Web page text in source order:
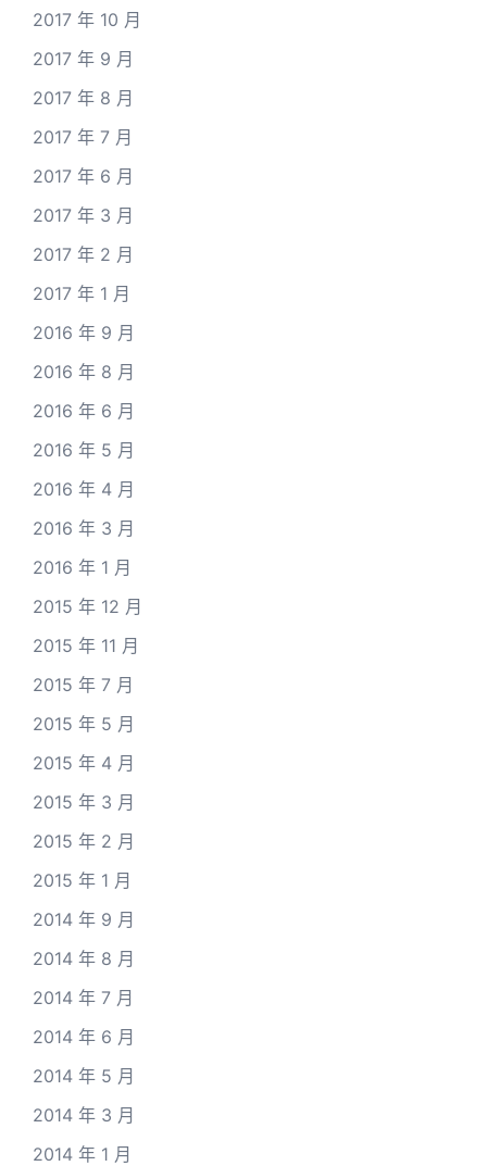
2017 年 10 月
2017 年 9 月
2017 年 8 月
2017 年 7 月
2017 年 6 月
2017 年 3 月
2017 年 2 月
2017 年 1 月
2016 年 9 月
2016 年 8 月
2016 年 6 月
2016 年 5 月
2016 年 4 月
2016 年 3 月
2016 年 1 月
2015 年 12 月
2015 年 11 月
2015 年 7 月
2015 年 5 月
2015 年 4 月
2015 年 3 月
2015 年 2 月
2015 年 1 月
2014 年 9 月
2014 年 8 月
2014 年 7 月
2014 年 6 月
2014 年 5 月
2014 年 3 月
2014 年 1 月